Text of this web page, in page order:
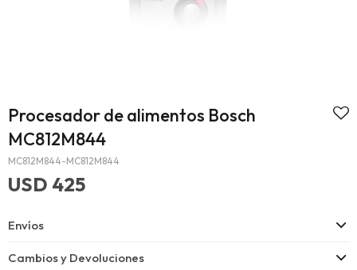
Procesador de alimentos Bosch
MC812M844
MC812M844-MC812M844
USD 425
Envíos
Cambios y Devoluciones